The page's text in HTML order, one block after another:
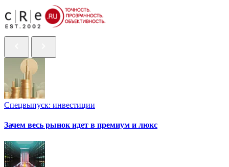
Спецвыпуск: инвестиции
Зачем весь рынок идет в премиум и люкс